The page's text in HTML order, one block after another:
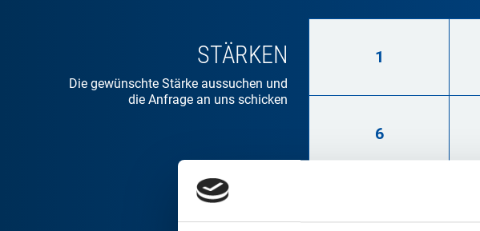
STÄRKEN
Die gewünschte Stärke aussuchen und
die Anfrage an uns schicken
1
6